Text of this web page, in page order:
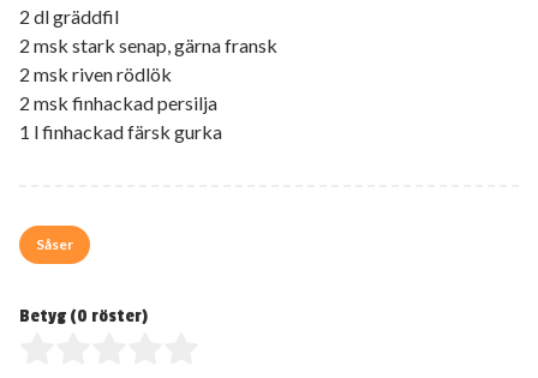
2 dl gräddfil
2 msk stark senap, gärna fransk
2 msk riven rödlök
2 msk finhackad persilja
1 l finhackad färsk gurka
Såser
Betyg (0 röster)